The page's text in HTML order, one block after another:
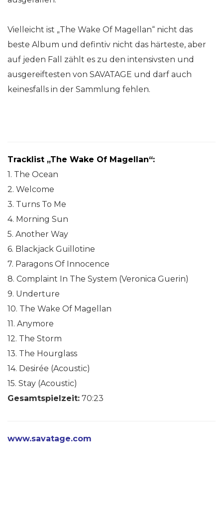
Vielleicht ist „The Wake Of Magellan“ nicht das
beste Album und defintiv nicht das härteste, aber
auf jeden Fall zählt es zu den intensivsten und
ausgereiftesten von SAVATAGE und darf auch
keinesfalls in der Sammlung fehlen.
Tracklist „The Wake Of Magellan“:
1. The Ocean
2. Welcome
3. Turns To Me
4. Morning Sun
5. Another Way
6. Blackjack Guillotine
7. Paragons Of Innocence
8. Complaint In The System (Veronica Guerin)
9. Underture
10. The Wake Of Magellan
11. Anymore
12. The Storm
13. The Hourglass
14. Desirée (Acoustic)
15. Stay (Acoustic)
Gesamtspielzeit: 70:23
www.savatage.com